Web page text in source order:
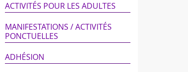
ACTIVITÉS POUR LES ADULTES
MANIFESTATIONS / ACTIVITÉS
PONCTUELLES
ADHÉSION